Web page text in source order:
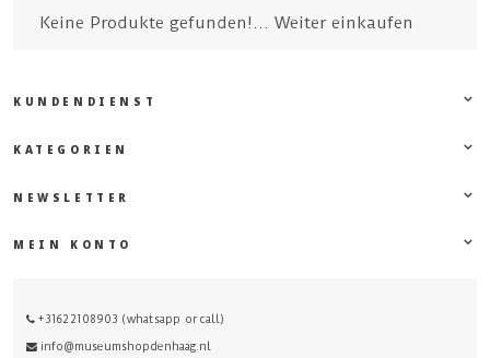
Keine Produkte gefunden!... Weiter einkaufen
KUNDENDIENST
KATEGORIEN
NEWSLETTER
MEIN KONTO
+31622108903 (whatsapp or call)
info@museumshopdenhaag.nl